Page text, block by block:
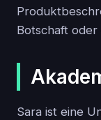
Botschaft
Sara ist eine